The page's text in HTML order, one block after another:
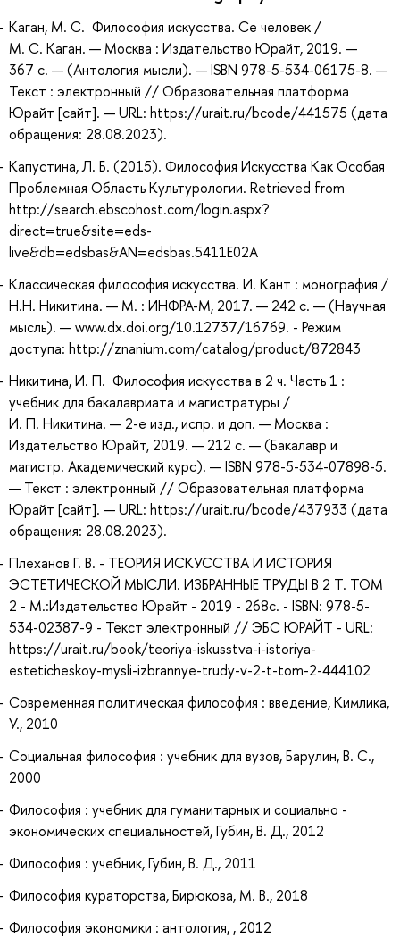
Каган, М. С. Философия искусства. Се человек /
М. С. Каган. — Москва : Издательство Юрайт, 2019. —
367 с. — (Антология мысли). — ISBN 978-5-534-06175-8. —
Текст : электронный // Образовательная платформа
Юрайт [сайт]. — URL: https://urait.ru/bcode/441575 (дата
обращения: 28.08.2023).
Капустина, Л. Б. (2015). Философия Искусства Как Особая
Проблемная Область Культурологии. Retrieved from
http://search.ebscohost.com/login.aspx?
direct=true&site=eds-
live&db=edsbas&AN=edsbas.5411E02A
Классическая философия искусства. И. Кант : монография /
Н.Н. Никитина. — М. : ИНФРА-М, 2017. — 242 с. — (Научная
мысль). — www.dx.doi.org/10.12737/16769. - Режим
доступа: http://znanium.com/catalog/product/872843
Никитина, И. П. Философия искусства в 2 ч. Часть 1 :
учебник для бакалавриата и магистратуры /
И. П. Никитина. — 2-е изд., испр. и доп. — Москва :
Издательство Юрайт, 2019. — 212 с. — (Бакалавр и
магистр. Академический курс). — ISBN 978-5-534-07898-5.
— Текст : электронный // Образовательная платформа
Юрайт [сайт]. — URL: https://urait.ru/bcode/437933 (дата
обращения: 28.08.2023).
Плеханов Г. В. - ТЕОРИЯ ИСКУССТВА И ИСТОРИЯ
ЭСТЕТИЧЕСКОЙ МЫСЛИ. ИЗБРАННЫЕ ТРУДЫ В 2 Т. ТОМ
2 - М.:Издательство Юрайт - 2019 - 268с. - ISBN: 978-5-
534-02387-9 - Текст электронный // ЭБС ЮРАЙТ - URL:
https://urait.ru/book/teoriya-iskusstva-i-istoriya-
esteticheskoy-mysli-izbrannye-trudy-v-2-t-tom-2-444102
Современная политическая философия : введение, Кимлика,
У., 2010
Социальная философия : учебник для вузов, Барулин, В. С.,
2000
Философия : учебник для гуманитарных и социально -
экономических специальностей, Губин, В. Д., 2012
Философия : учебник, Губин, В. Д., 2011
Философия кураторства, Бирюкова, М. В., 2018
Философия экономики : антология, , 2012